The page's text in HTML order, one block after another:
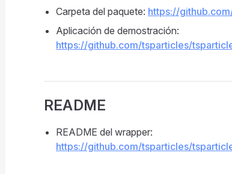
Carpeta del paquete: https://
Aplicación de demostración:
https://github.com/tsparticles/
README
README del wrapper:
https://github.com/tsparticles/